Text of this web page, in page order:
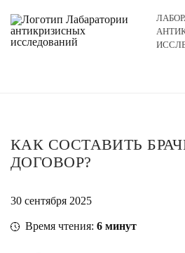
Главная Новости и блог
КАК СОСТАВИТЬ
ДОГОВОР?
30 сентября 2025
Время чтения: 6 минут